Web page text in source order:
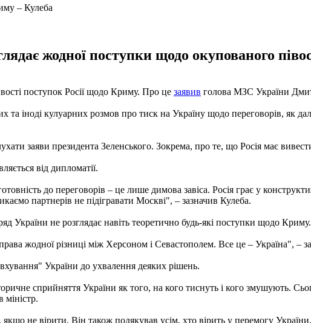
жодної поступки щодо окупованого
поступок Росії щодо Криму. Про це заявив голова МЗС України
іноді кулуарних розмов про тиск на Україну щодо переговорів, як
заяви президента Зеленського. Зокрема, про те, що Росія має
від дипломатії.
до переговорів – це лише димова завіса. Росія грає у
партнерів не підігравати Москві", – зазначив Кулеба.
України не розглядає навіть теоретично будь-які поступки щодо Криму.
жодної різниці між Херсоном і Севастополем. Все це – Україна", –
України до ухвалення деяких рішень.
сприйняття України як того, на кого тиснуть і кого змушують.
міністр.
не вірити. Він також подякував усім, хто вірить у перемогу України.